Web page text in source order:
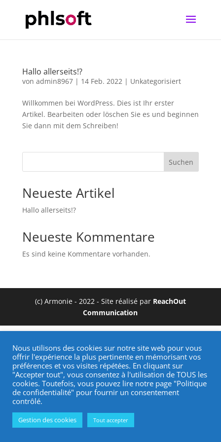
Hallo allerseits!?
von admin8967| 14 Feb. 2022| Unkategorisiert
Willkommen bei WordPress. Dies ist Ihr erster
Artikel. Bearbeiten oder löschen Sie es und beginnen
Sie dann mit dem Schreiben!
Suchen
Neueste Artikel
Hallo allerseits!?
Neueste Kommentare
Es sind keine Kommentare vorhanden.
(c) Armonie - 2022 - Site réalisé par ReachOut
Communication
Nous utilisons des cookies sur notre site web pour vous
offrir l'expérience la plus pertinente en mémorisant vos
préférences et vos visites répétées. En cliquant sur
"Accepter tout", vous consentez à l'utilisation de TOUS les
cookies. Toutefois, vous pouvez lire notre page "Politique
de confidentialité" pour fournir un consentement
contrôlé.
Gestion des cookies Tout accepter